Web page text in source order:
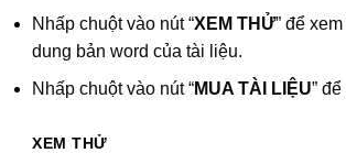
Nhấp chuột vào nút “XEM THỬ” để
dung bản word của tài liệu.
Nhấp chuột vào nút “MUA TÀI LIỆU”
XEM THỬ